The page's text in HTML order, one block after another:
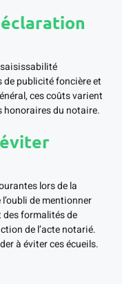
publicité foncière et
ces coûts varient
honoraires du notaire.
lors de la
de mentionner
des formalités de
de l’acte notarié.
à éviter ces écueils.